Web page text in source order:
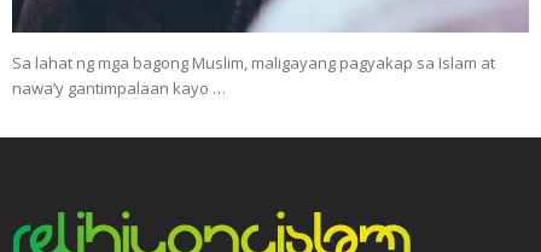
Sa lahat ng mga bagong Muslim, maligayang pagyakap sa Islam at
nawa’y gantimpalaan kayo …